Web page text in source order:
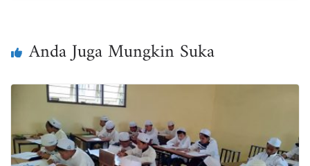
pp
Anda Juga Mungkin Suka